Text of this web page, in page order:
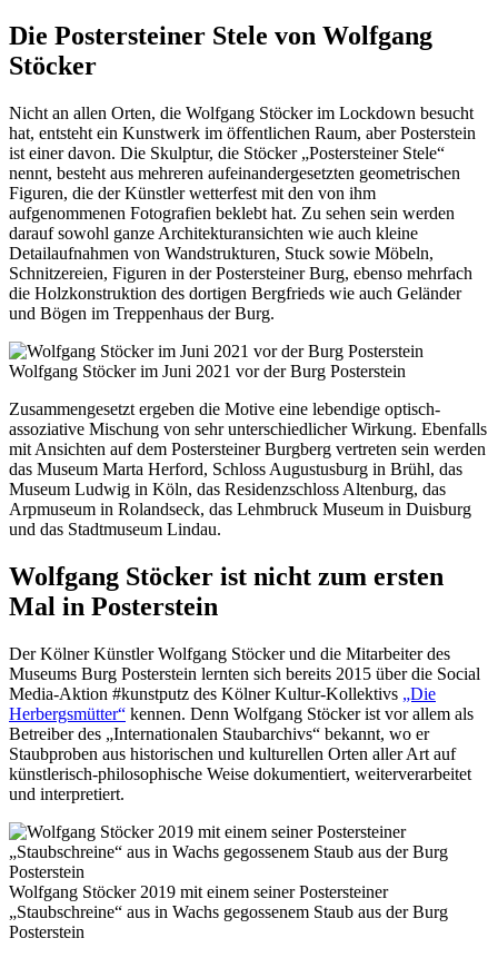
Die Postersteiner Stele von Wolfgang
Stöcker
Nicht an allen Orten, die Wolfgang Stöcker im Lockdown besucht
hat, entsteht ein Kunstwerk im öffentlichen Raum, aber Posterstein
ist einer davon. Die Skulptur, die Stöcker „Postersteiner Stele“
nennt, besteht aus mehreren aufeinandergesetzten geometrischen
Figuren, die der Künstler wetterfest mit den von ihm
aufgenommenen Fotografien beklebt hat. Zu sehen sein werden
darauf sowohl ganze Architekturansichten wie auch kleine
Detailaufnahmen von Wandstrukturen, Stuck sowie Möbeln,
Schnitzereien, Figuren in der Postersteiner Burg, ebenso mehrfach
die Holzkonstruktion des dortigen Bergfrieds wie auch Geländer
und Bögen im Treppenhaus der Burg.
Wolfgang Stöcker im Juni 2021 vor der Burg Posterstein
Zusammengesetzt ergeben die Motive eine lebendige optisch-
assoziative Mischung von sehr unterschiedlicher Wirkung. Ebenfalls
mit Ansichten auf dem Postersteiner Burgberg vertreten sein werden
das Museum Marta Herford, Schloss Augustusburg in Brühl, das
Museum Ludwig in Köln, das Residenzschloss Altenburg, das
Arpmuseum in Rolandseck, das Lehmbruck Museum in Duisburg
und das Stadtmuseum Lindau.
Wolfgang Stöcker ist nicht zum ersten
Mal in Posterstein
Der Kölner Künstler Wolfgang Stöcker und die Mitarbeiter des
Museums Burg Posterstein lernten sich bereits 2015 über die Social
Media-Aktion #kunstputz des Kölner Kultur-Kollektivs „Die
Herbergsmütter“ kennen. Denn Wolfgang Stöcker ist vor allem als
Betreiber des „Internationalen Staubarchivs“ bekannt, wo er
Staubproben aus historischen und kulturellen Orten aller Art auf
künstlerisch-philosophische Weise dokumentiert, weiterverarbeitet
und interpretiert.
Wolfgang Stöcker 2019 mit einem seiner Postersteiner
„Staubschreine“ aus in Wachs gegossenem Staub aus der Burg
Posterstein